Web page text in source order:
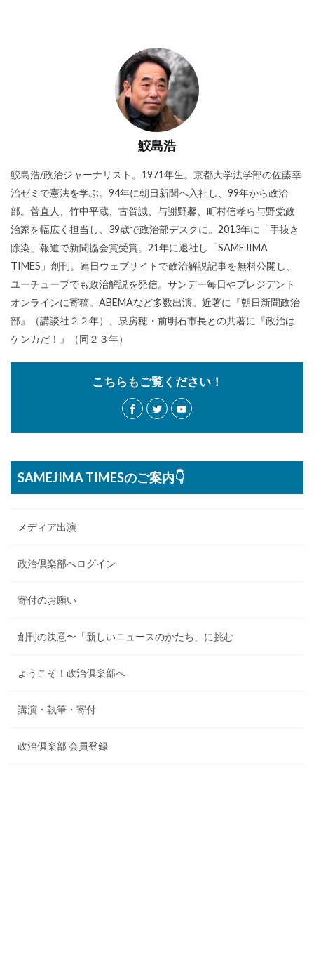
鮫島浩
鮫島浩/政治ジャーナリスト。1971年生。京都大学法学部の佐藤幸
治ゼミで憲法を学ぶ。94年に朝日新聞へ入社し、99年から政治
部。菅直人、竹中平蔵、古賀誠、与謝野馨、町村信孝ら与野党政
治家を幅広く担当し、39歳で政治部デスクに。2013年に「手抜き
除染」報道で新聞協会賞受賞。21年に退社し「SAMEJIMA
TIMES」創刊。連日ウェブサイトで政治解説記事を無料公開し、
ユーチューブでも政治解説を発信。サンデー毎日やプレジデント
オンラインに寄稿。ABEMAなど多数出演。近著に『朝日新聞政治
部』（講談社２２年）、泉房穂・前明石市長との共著に『政治は
ケンカだ！』（同２３年）
こちらもご覧ください！
SAMEJIMA TIMESのご案内👇
メディア出演
政治倶楽部へログイン
寄付のお願い
創刊の決意〜「新しいニュースのかたち」に挑む
ようこそ！政治倶楽部へ
講演・執筆・寄付
政治倶楽部 会員登録